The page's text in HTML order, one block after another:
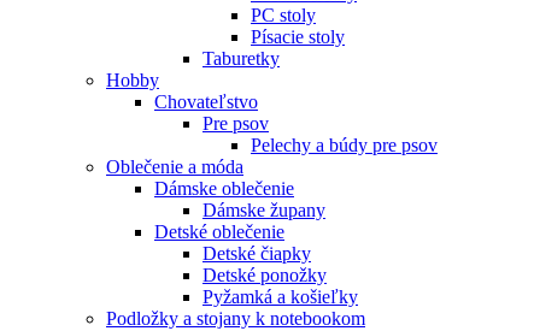
PC stoly
Písacie stoly
Taburetky
Hobby
Chovateľstvo
Pre psov
Pelechy a búdy pre psov
Oblečenie a móda
Dámske oblečenie
Dámske župany
Detské oblečenie
Detské čiapky
Detské ponožky
Pyžamká a košieľky
Podložky a stojany k notebookom